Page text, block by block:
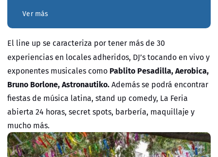
Ver más
El line up se caracteriza por tener más de 30
experiencias en locales adheridos, DJ’s tocando en vivo y
exponentes musicales como Pablito Pesadilla, Aerobica,
Bruno Borlone, Astronautiko.Además se podrá encontrar
fiestas de música latina, stand up comedy, La Feria
abierta 24 horas, secret spots, barbería, maquillaje y
mucho más.